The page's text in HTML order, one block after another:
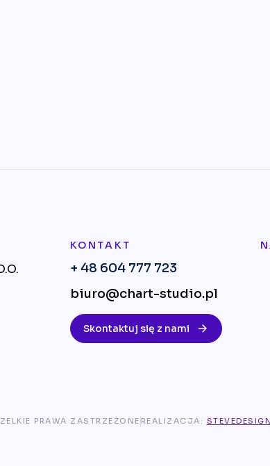
KONTAKT
+ 48 604 777 723
biuro@chart-studio.pl
Skontaktuj się z nami
PRAWA ZASTRZEŻONE REALIZACJA: STEVEDESIGN